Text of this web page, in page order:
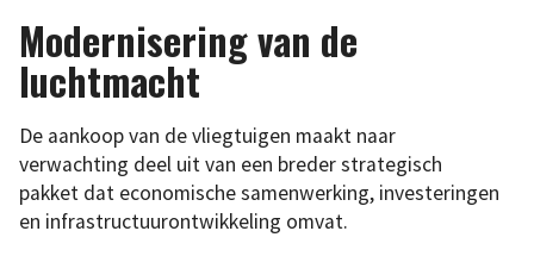
Modernisering van de
luchtmacht
De aankoop van de vliegtuigen maakt naar
verwachting deel uit van een breder strategisch
pakket dat economische samenwerking, investeringen
en infrastructuurontwikkeling omvat.